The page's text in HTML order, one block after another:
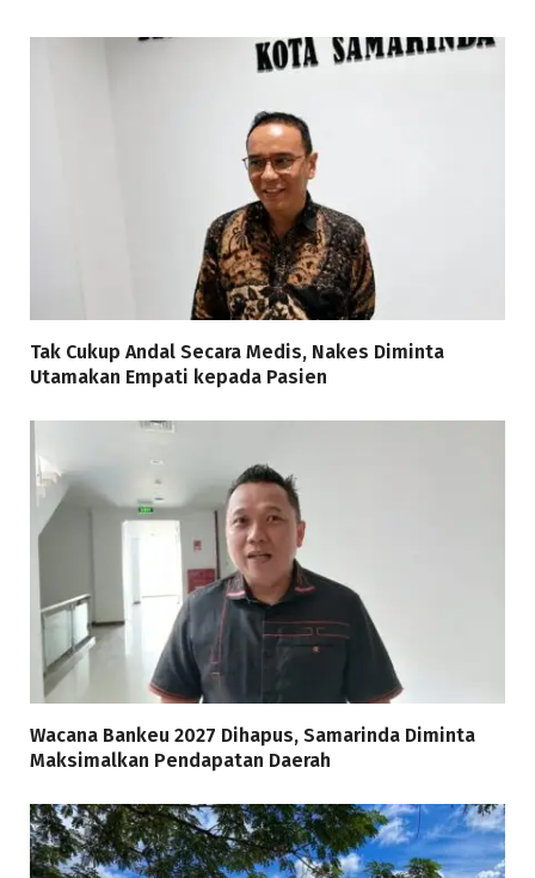
Tak Cukup Andal Secara Medis, Nakes Diminta
Utamakan Empati kepada Pasien
Wacana Bankeu 2027 Dihapus, Samarinda Diminta
Maksimalkan Pendapatan Daerah